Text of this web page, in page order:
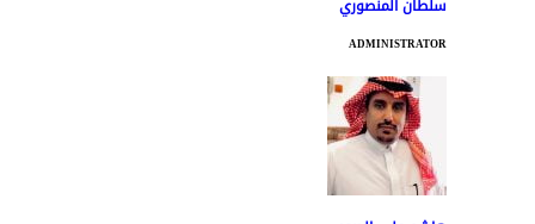
سلطان المنصوري
ADMINISTRATOR